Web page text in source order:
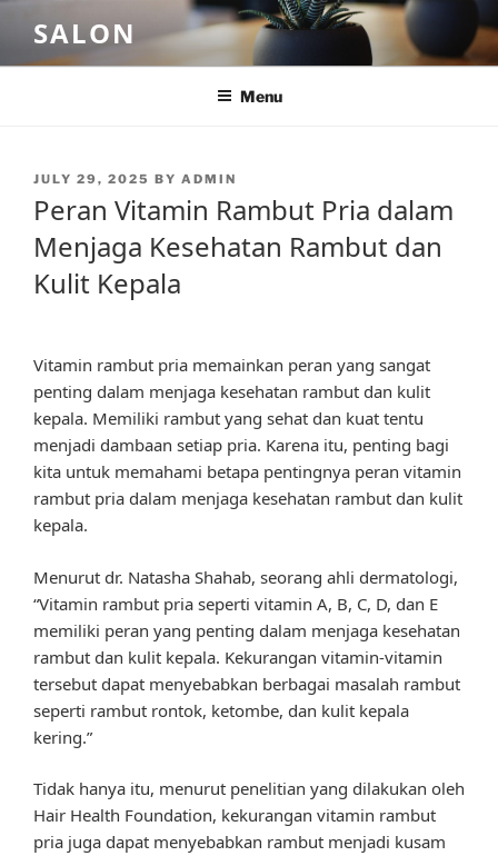
content
SALON
Menu
POSTED
JULY 29, 2025 BY ADMIN
Peran Vitamin Rambut Pria dalam
Menjaga Kesehatan Rambut dan
Kulit Kepala
Vitamin rambut pria memainkan peran yang sangat
penting dalam menjaga kesehatan rambut dan kulit
kepala. Memiliki rambut yang sehat dan kuat tentu
menjadi dambaan setiap pria. Karena itu, penting bagi
kita untuk memahami betapa pentingnya peran vitamin
rambut pria dalam menjaga kesehatan rambut dan kulit
kepala.
Menurut dr. Natasha Shahab, seorang ahli dermatologi,
“Vitamin rambut pria seperti vitamin A, B, C, D, dan E
memiliki peran yang penting dalam menjaga kesehatan
rambut dan kulit kepala. Kekurangan vitamin-vitamin
tersebut dapat menyebabkan berbagai masalah rambut
seperti rambut rontok, ketombe, dan kulit kepala
kering.”
Tidak hanya itu, menurut penelitian yang dilakukan oleh
Hair Health Foundation, kekurangan vitamin rambut
pria juga dapat menyebabkan rambut menjadi kusam